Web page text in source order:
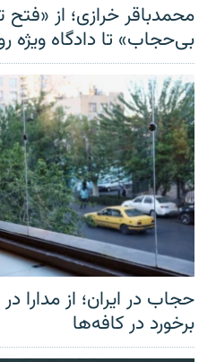
محمدباقر خرازی؛ از
بی‌حجاب» تا دادگاه ویژه
حجاب در ایران؛ از مدارا
برخورد در کافه‌ها